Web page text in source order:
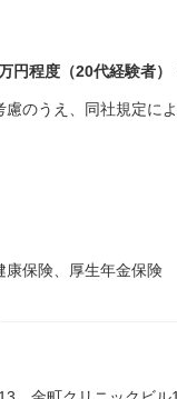
円程度（20代経験者）
のうえ、同社規定に
康保険、厚生年金保険